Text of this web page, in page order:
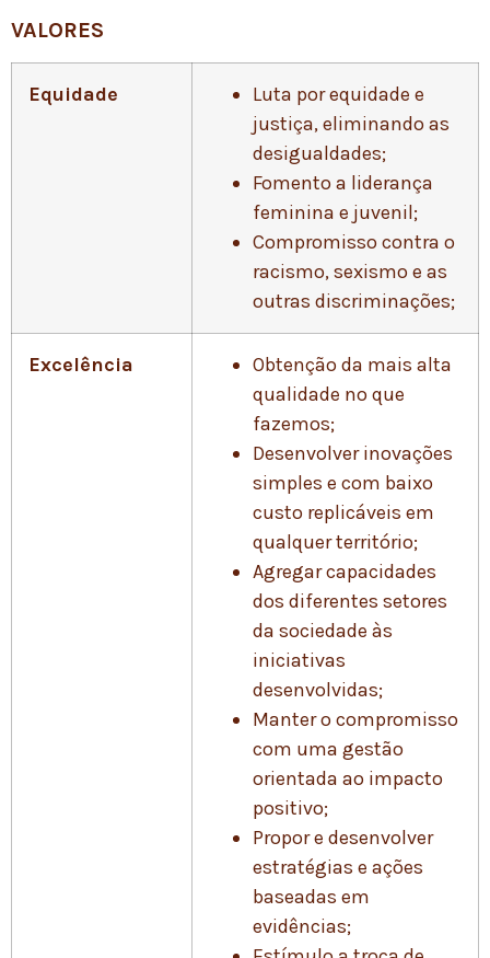
VALORES
Equidade
Luta por equidade e
justiça, eliminando as
desigualdades;
Fomento a liderança
feminina e juvenil;
Compromisso contra o
racismo, sexismo e as
outras discriminações;
Excelência
Obtenção da mais alta
qualidade no que
fazemos;
Desenvolver inovações
simples e com baixo
custo replicáveis em
qualquer território;
Agregar capacidades
dos diferentes setores
da sociedade às
iniciativas
desenvolvidas;
Manter o compromisso
com uma gestão
orientada ao impacto
positivo;
Propor e desenvolver
estratégias e ações
baseadas em
evidências;